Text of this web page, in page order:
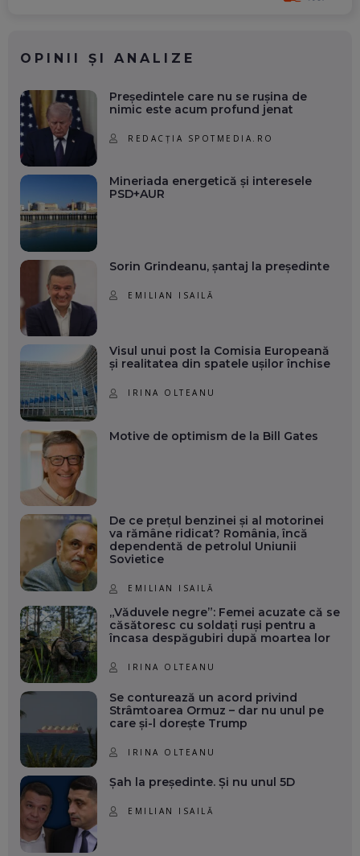
OPINII ȘI ANALIZE
Președintele care nu se rușina de
nimic este acum profund jenat
REDACȚIA SPOTMEDIA.RO
Mineriada energetică și interesele
PSD+AUR
Sorin Grindeanu, șantaj la președinte
EMILIAN ISAILĂ
Visul unui post la Comisia Europeană
și realitatea din spatele ușilor închise
IRINA OLTEANU
Motive de optimism de la Bill Gates
De ce prețul benzinei și al motorinei
va rămâne ridicat? România, încă
dependentă de petrolul Uniunii
Sovietice
EMILIAN ISAILĂ
„Văduvele negre”: Femei acuzate că se
căsătoresc cu soldați ruși pentru a
încasa despăgubiri după moartea lor
IRINA OLTEANU
Se conturează un acord privind
Strâmtoarea Ormuz – dar nu unul pe
care și-l dorește Trump
IRINA OLTEANU
Șah la președinte. Și nu unul 5D
EMILIAN ISAILĂ